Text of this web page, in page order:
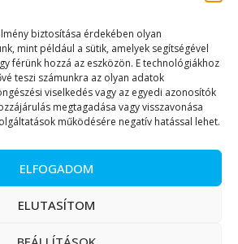
biztosítása érdekében olyan
mint például a sütik, amelyek segítségével
férünk hozzá az eszközön. E technológiákhoz
teszi számunkra az olyan adatok
viselkedés vagy az egyedi azonosítók
megtagadása vagy visszavonása
működésére negatív hatással lehet.
ELFOGADOM
ELUTASÍTOM
KÜLDÉS
jog fenntartva. – Conductive Kereskedelmi és